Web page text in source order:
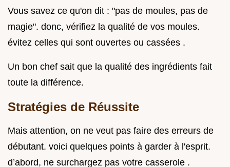
Vous savez ce qu'on dit : "pas de moules, pas de
magie". donc, vérifiez la qualité de vos moules.
évitez celles qui sont ouvertes ou cassées .
Un bon chef sait que la qualité des ingrédients fait
toute la différence.
Stratégies de Réussite
Mais attention, on ne veut pas faire des erreurs de
débutant. voici quelques points à garder à l'esprit.
d’abord, ne surchargez pas votre casserole .